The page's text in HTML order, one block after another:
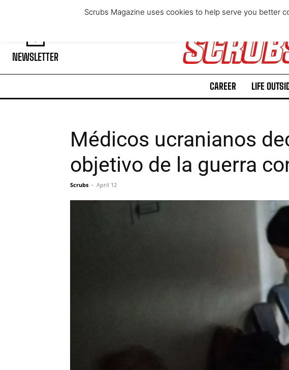
NEWSLETTER
CAREER LIFE
Médicos ucranianos
objetivo de la guerra
Scrubs - April 12
Scrubs Magazine uses cookies to help serve you better